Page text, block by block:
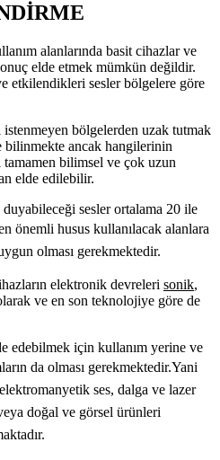
alanlarında basit cihazlar ve
elde etmek mümkün değildir.
etkilendikleri sesler bölgelere göre
bölgelerden uzak tutmak
bilinmekte ancak hangilerinin
tamamen bilimsel ve çok uzun
elde edilebilir.
sesler ortalama 20 ile
önemli husus kullanılacak alanlara
olması gerekmektedir.
elektronik devreleri sonik,
ve en son teknolojiye göre de
edebilmek için kullanım yerine ve
da olması gerekmektedir.Yani
ses, dalga ve lazer
doğal ve görsel ürünleri